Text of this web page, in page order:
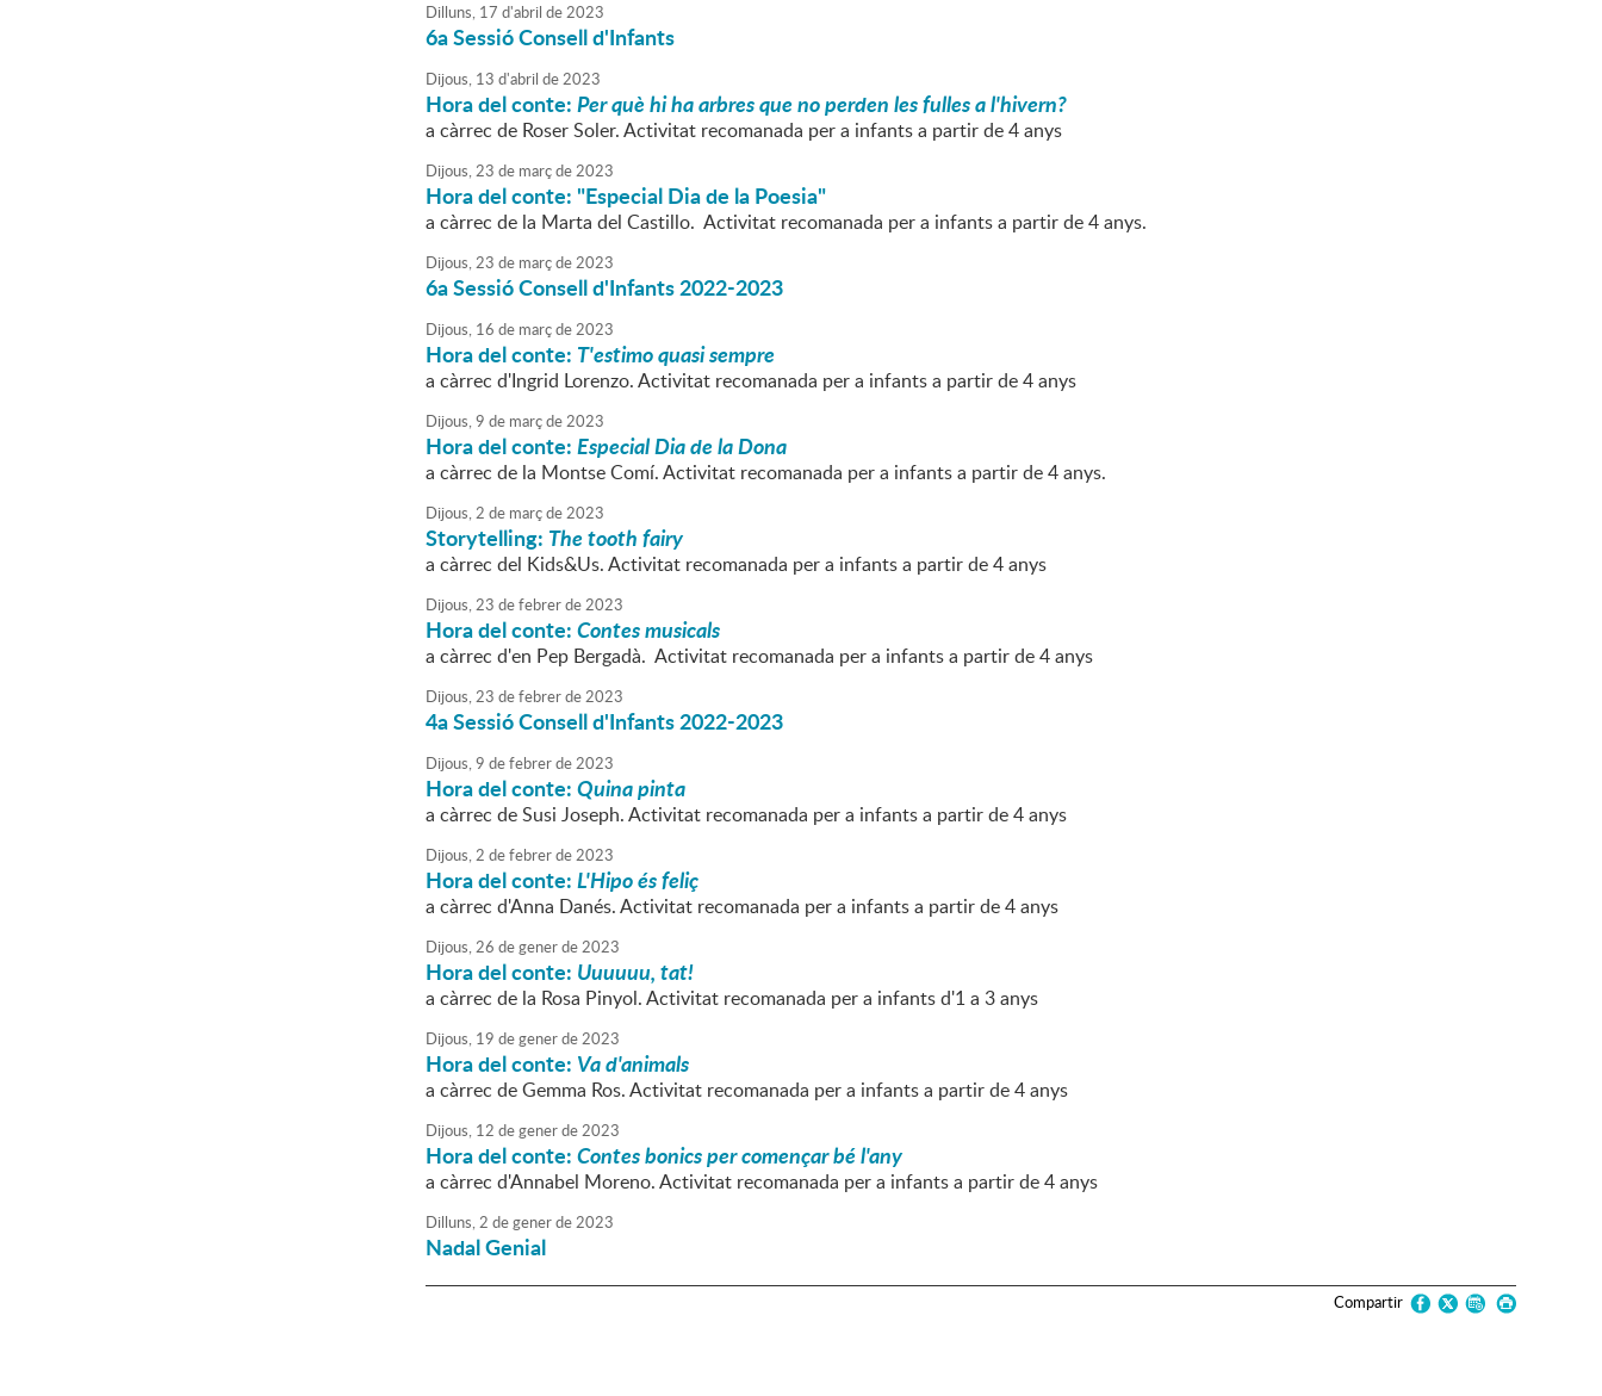
Dilluns, 17 d'abril de2023
6a Sessió Consell d'Infants
Dijous, 13 d'abril de2023
Hora del conte:Per què hi ha arbres que no perden les fulles a l'hivern?
a càrrec de Roser Soler. Activitat recomanada per a infants a partir de 4 anys
Dijous,23 de marçde2023
Hora del conte: "Especial Dia de la Poesia"
a càrrec de la Marta del Castillo. Activitat recomanada per a infants a partir de 4 anys.
Dijous,23 de marçde2023
6a Sessió Consell d'Infants 2022-2023
Dijous, 16 de marçde2023
Hora del conte: T'estimo quasi sempre
a càrrec d'Ingrid Lorenzo. Activitat recomanada per a infants a partir de 4 anys
Dijous,9 de marçde2023
Hora del conte:Especial Dia de la Dona
a càrrec de la Montse Comí. Activitat recomanada per a infants a partir de 4 anys.
Dijous,2 de marçde2023
Storytelling: The tooth fairy
a càrrec del Kids&Us. Activitat recomanada per a infants a partir de 4 anys
Dijous,23 defebrerde2023
Hora del conte:Contes musicals
a càrrec d'en Pep Bergadà. Activitat recomanada per a infants a partir de 4 anys
Dijous,23 defebrerde2023
4a Sessió Consell d'Infants 2022-2023
Dijous,9 defebrerde2023
Hora del conte:Quina pinta
a càrrec de Susi Joseph. Activitat recomanada per a infants a partir de 4 anys
Dijous,2 defebrerde2023
Hora del conte:L'Hipo és feliç
a càrrec d'Anna Danés. Activitat recomanada per a infants a partir de 4 anys
Dijous,26 degenerde2023
Hora del conte: Uuuuuu, tat!
a càrrec de la Rosa Pinyol. Activitat recomanada per a infants d'1 a 3 anys
Dijous, 19 degenerde2023
Hora del conte: Va d'animals
a càrrec de Gemma Ros. Activitat recomanada per a infants a partir de 4 anys
Dijous, 12 degenerde2023
Hora del conte:Contes bonics per començar bé l'any
a càrrec d'Annabel Moreno. Activitat recomanada per a infants a partir de 4 anys
Dilluns,2 degenerde2023
Nadal Genial
Compartir